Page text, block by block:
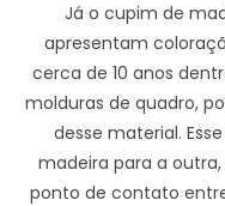
Já o cupim de
apresentam
cerca de 10 anos
molduras de quadro,
desse material.
madeira para a
ponto de contato